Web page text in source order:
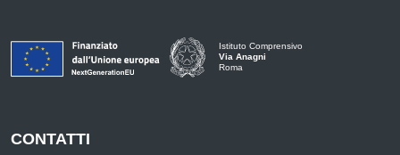
Istituto Comprensivo
Via Anagni
Roma
CONTATTI